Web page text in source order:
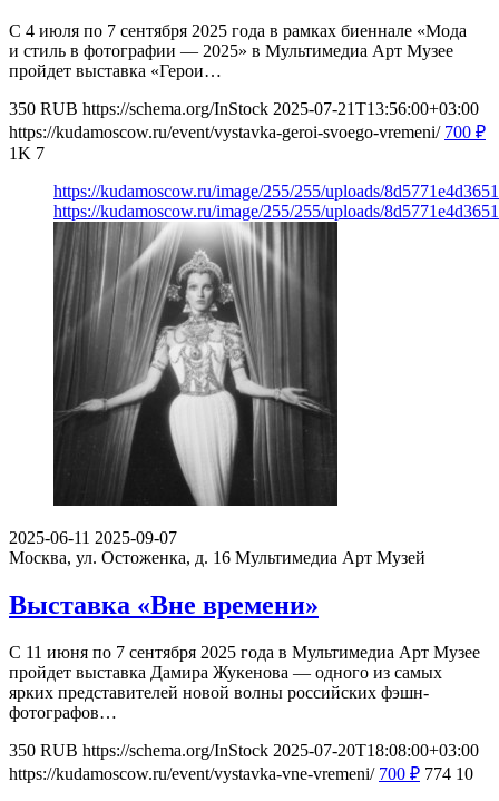
С 4 июля по 7 сентября 2025 года в рамках биеннале «Мода
и стиль в фотографии — 2025» в Мультимедиа Арт Музее
пройдет выставка «Герои…
350 RUB https://schema.org/InStock 2025-07-21T13:56:00+03:00
https://kudamoscow.ru/event/vystavka-geroi-svoego-vremeni/ 700 ₽
1K 7
https://kudamoscow.ru/image/255/255/uploads/
https://kudamoscow.ru/image/255/255/uploads/
2025-06-11 2025-09-07
Москва, ул. Остоженка, д. 16 Мультимедиа Арт Музей
Выставка «Вне времени»
С 11 июня по 7 сентября 2025 года в Мультимедиа Арт Музее
пройдет выставка Дамира Жукенова — одного из самых
ярких представителей новой волны российских фэшн-
фотографов…
350 RUB https://schema.org/InStock 2025-07-20T18:08:00+03:00
https://kudamoscow.ru/event/vystavka-vne-vremeni/ 700 ₽ 774 10